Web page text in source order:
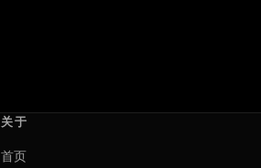
关于
首页